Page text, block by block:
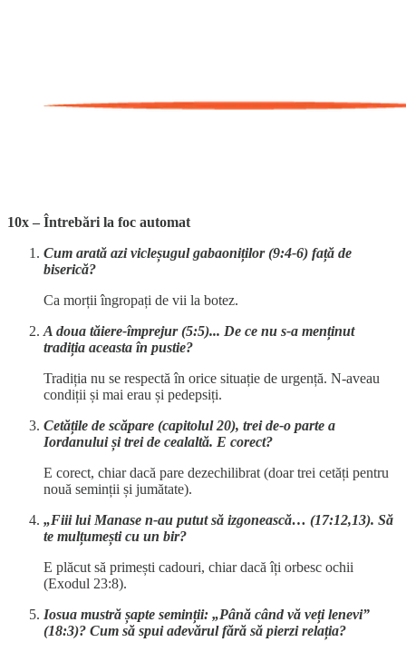
10x – Întrebări la foc automat
Cum arată azi vicleșugul gabaoniților (9:4-6) față de
biserică?
Ca morții îngropați de vii la botez.
A doua tăiere-împrejur (5:5)... De ce nu s-a menținut
tradiția aceasta în pustie?
Tradiția nu se respectă în orice situație de urgență. N-aveau
condiții și mai erau și pedepsiți.
Cetățile de scăpare (capitolul 20), trei de-o parte a
Iordanului și trei de cealaltă. E corect?
E corect, chiar dacă pare dezechilibrat (doar trei cetăți pentru
nouă seminții și jumătate).
„Fiii lui Manase n-au putut să izgonească… (17:12,13). Să
te mulțumești cu un bir?
E plăcut să primești cadouri, chiar dacă îți orbesc ochii
(Exodul 23:8).
Iosua mustră șapte seminții: „Până când vă veți lenevi”
(18:3)? Cum să spui adevărul fără să pierzi relația?